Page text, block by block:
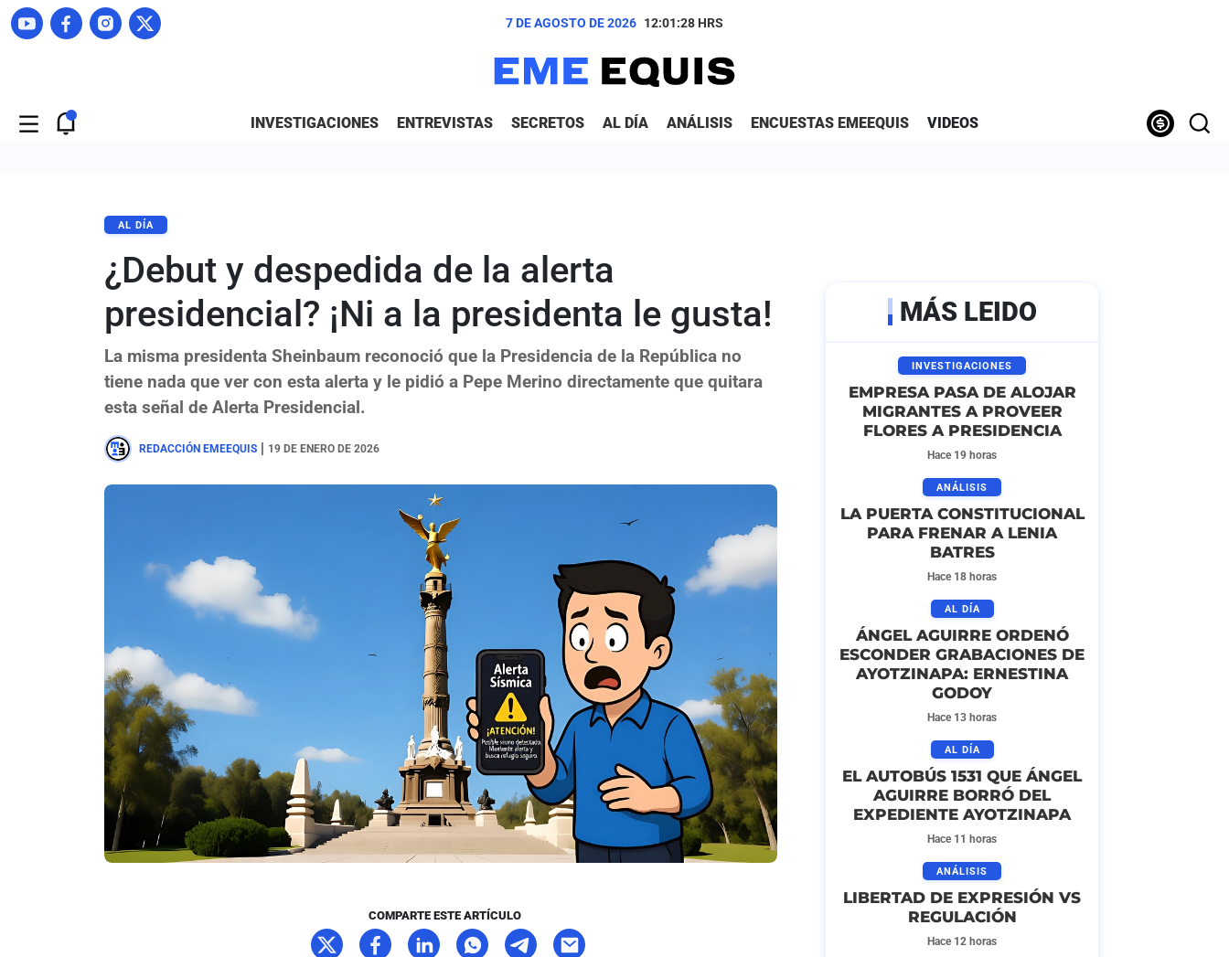
7 DE AGOSTO DE 2026 12:01:29 HRS
INVESTIGACIONES ENTREVISTAS SECRETOS AL DÍA ANÁLISIS ENCUESTAS EMEEQUIS VIDEOS
AL DÍA
¿Debut y despedida de la alerta
presidencial? ¡Ni a la presidenta le gusta!
La misma presidenta Sheinbaum reconoció que la Presidencia de la República no
tiene nada que ver con esta alerta y le pidió a Pepe Merino directamente que quitara
esta señal de Alerta Presidencial.
REDACCIÓN EMEEQUIS 19 DE ENERO DE 2026
COMPARTE ESTE ARTÍCULO
MÁS LEIDO
INVESTIGACIONES
EMPRESA PASA DE ALOJAR
MIGRANTES A PROVEER
FLORES A PRESIDENCIA
Hace 19 horas
ANÁLISIS
LA PUERTA CONSTITUCIONAL
PARA FRENAR A LENIA
BATRES
Hace 18 horas
AL DÍA
ÁNGEL AGUIRRE ORDENÓ
ESCONDER GRABACIONES DE
AYOTZINAPA: ERNESTINA
GODOY
Hace 13 horas
AL DÍA
EL AUTOBÚS 1531 QUE ÁNGEL
AGUIRRE BORRÓ DEL
EXPEDIENTE AYOTZINAPA
Hace 11 horas
ANÁLISIS
LIBERTAD DE EXPRESIÓN VS
REGULACIÓN
Hace 12 horas